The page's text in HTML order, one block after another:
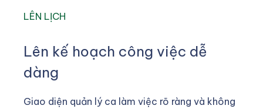
LÊN LỊCH
Lên kế hoạch công việc dễ
dàng
Giao diện quản lý ca làm việc rõ ràng và không